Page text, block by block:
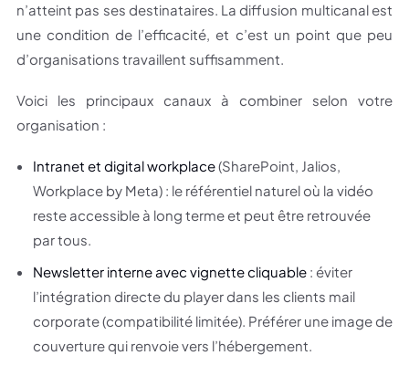
n’atteint pas ses destinataires. La diffusion multicanal est
une condition de l’efficacité, et c’est un point que peu
d’organisations travaillent suffisamment.
Voici les principaux canaux à combiner selon votre
organisation :
Intranet et digital workplace(SharePoint, Jalios,
Workplace by Meta) : le référentiel naturel où la vidéo
reste accessible à long terme et peut être retrouvée
par tous.
Newsletter interne avec vignette cliquable : éviter
l’intégration directe du player dans les clients mail
corporate (compatibilité limitée). Préférer une image de
couverture qui renvoie vers l’hébergement.